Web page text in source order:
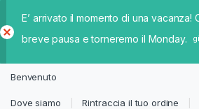
E’ arrivato il momento di una vacanza!
breve pausa e torneremo il Monday.
iud
Benvenuto
Dove siamo Rintraccia il tuo ordine